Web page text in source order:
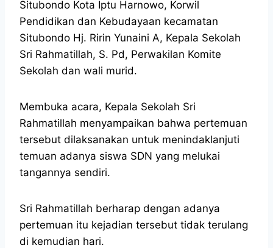
Situbondo Kota Iptu Harnowo, Korwil
Pendidikan dan Kebudayaan kecamatan
Situbondo Hj. Ririn Yunaini A, Kepala Sekolah
Sri Rahmatillah, S. Pd, Perwakilan Komite
Sekolah dan wali murid.
Membuka acara, Kepala Sekolah Sri
Rahmatillah menyampaikan bahwa pertemuan
tersebut dilaksanakan untuk menindaklanjuti
temuan adanya siswa SDN yang melukai
tangannya sendiri.
Sri Rahmatillah berharap dengan adanya
pertemuan itu kejadian tersebut tidak terulang
di kemudian hari.